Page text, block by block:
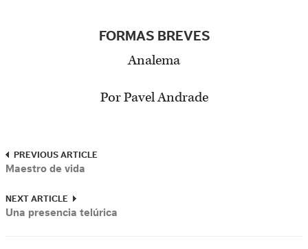
FORMAS BREVES
Analema
Por Pavel Andrade
PREVIOUS ARTICLE
Maestro de vida
NEXT ARTICLE
Una presencia telúrica